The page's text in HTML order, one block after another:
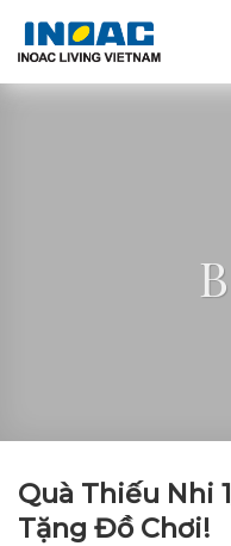
Quà Thiếu Nhi
Tặng Đồ Chơi!